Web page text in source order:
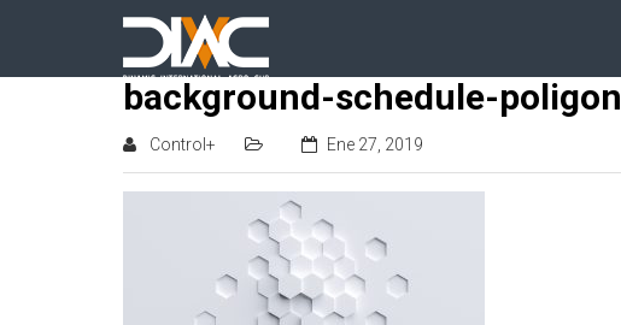
background-schedule-poligon
Control+ Ene 27, 2019